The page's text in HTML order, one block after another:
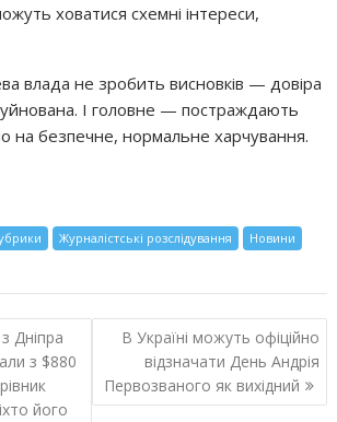
ховатися схемні інтереси,
влада не зробить висновків — довіра
І головне — постраждають
на безпечне, нормальне харчування.
Журналістські розслідування
Новини
Дніпра
з $880
його
В Україні можуть офіційно
відзначати День Андрія
Первозваного як вихідний